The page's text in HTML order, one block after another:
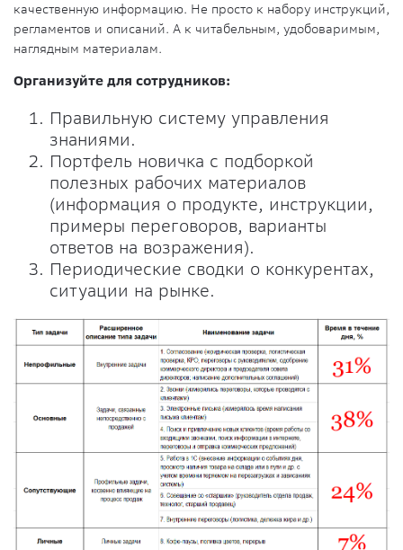
качественную информацию. Не просто к набору инструкций,
регламентов и описаний. А к читабельным, удобоваримым,
наглядным материалам.
Организуйте для сотрудников:
Правильную систему управления
знаниями.
Портфель новичка с подборкой
полезных рабочих материалов
(информация о продукте, инструкции,
примеры переговоров, варианты
ответов на возражения).
Периодические сводки о конкурентах,
ситуации на рынке.